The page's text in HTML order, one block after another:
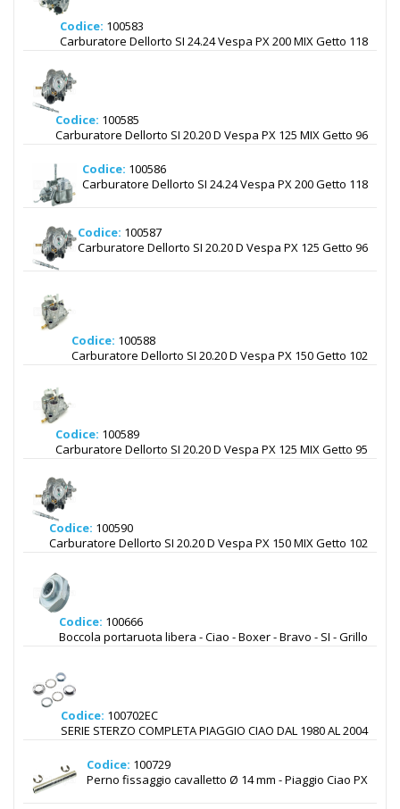
Codice: 100583
Carburatore Dellorto SI 24.24 Vespa PX 200 MIX Getto 118
Codice: 100585
Carburatore Dellorto SI 20.20 D Vespa PX 125 MIX Getto 96
Codice: 100586
Carburatore Dellorto SI 24.24 Vespa PX 200 Getto 118
Codice: 100587
Carburatore Dellorto SI 20.20 D Vespa PX 125 Getto 96
Codice: 100588
Carburatore Dellorto SI 20.20 D Vespa PX 150 Getto 102
Codice: 100589
Carburatore Dellorto SI 20.20 D Vespa PX 125 MIX Getto 95
Codice: 100590
Carburatore Dellorto SI 20.20 D Vespa PX 150 MIX Getto 102
Codice: 100666
Boccola portaruota libera - Ciao - Boxer - Bravo - SI - Grillo
Codice: 100702EC
SERIE STERZO COMPLETA PIAGGIO CIAO DAL 1980 AL 2004
Codice: 100729
Perno fissaggio cavalletto Ø 14 mm - Piaggio Ciao PX